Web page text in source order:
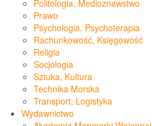
Politologia, Medioznawstwo
Prawo
Psychologia, Psychoterapia
Rachunkowość, Księgowość
Religia
Socjologia
Sztuka, Kultura
Technika Morska
Transport, Logistyka
Wydawnictwo